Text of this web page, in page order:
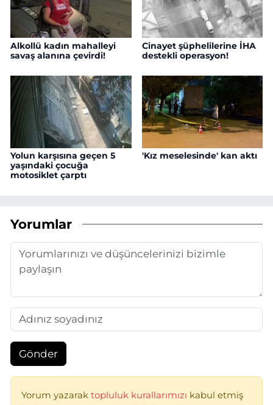
Alkollü kadın mahalleyi
savaş alanına çevirdi!
Cinayet şüphelilerine İHA
destekli operasyon!
Yolun karşısına geçen 5
yaşındaki çocuğa
motosiklet çarptı
'Kız meselesinde' kan aktı
Yorumlar
Gönder
Yorum yazarak topluluk kurallarımızı kabul etmiş